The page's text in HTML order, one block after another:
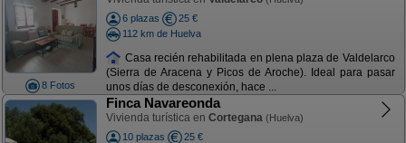
8 Fotos
6 plazas
25 €
112 km de Huelva
Casa recién rehabilitada en plena plaza de Valdelarco
(Sierra de Aracena y Picos de Aroche). Ideal para pasar
unos días de desconexión, hace ...
Finca Navareonda
Vivienda turística en Cortegana (Huelva)
10 plazas
25 €